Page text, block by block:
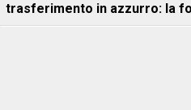
trasferimento in azzurro: la